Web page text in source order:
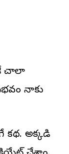
చాలా
నాకు
కథ. అక్కడి